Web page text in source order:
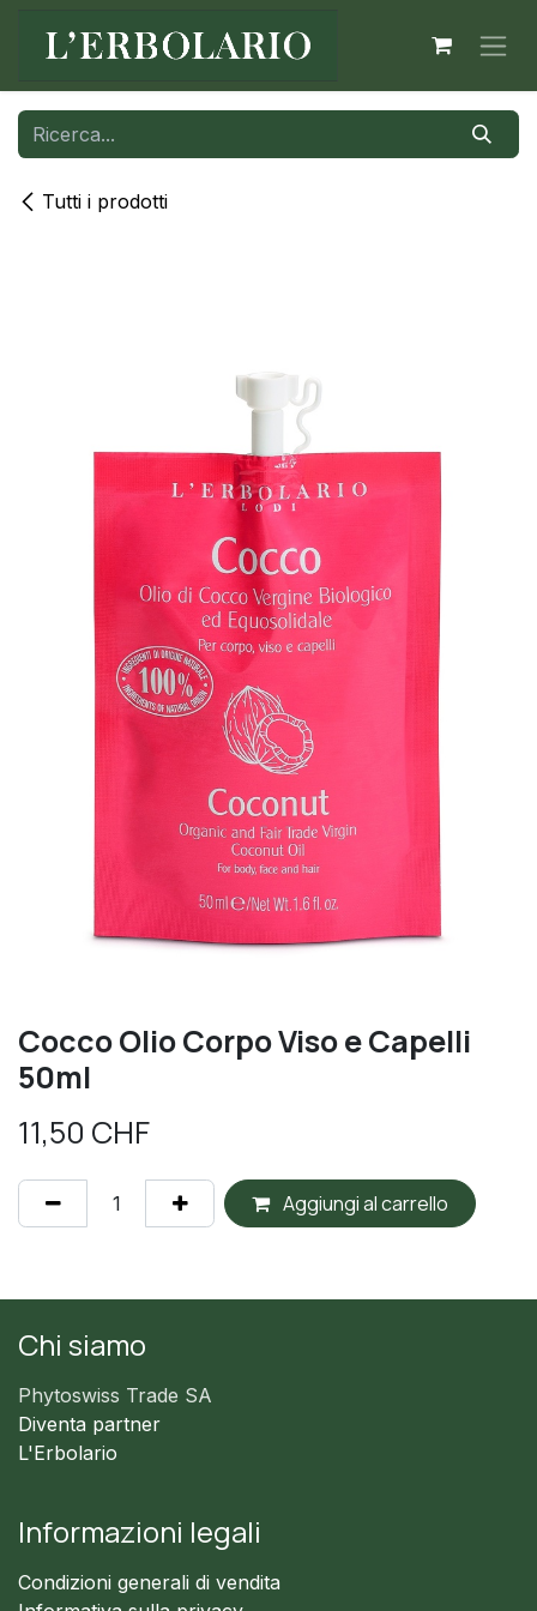
Tutti i prodotti
Cocco Olio Corpo Viso e Capelli
50ml
11,50 CHF
Aggiungi al carrello
Chi siamo
Phytoswiss Trade SA
Diventa partner
L'Erbolario
Informazioni legali
Condizioni generali di vendita